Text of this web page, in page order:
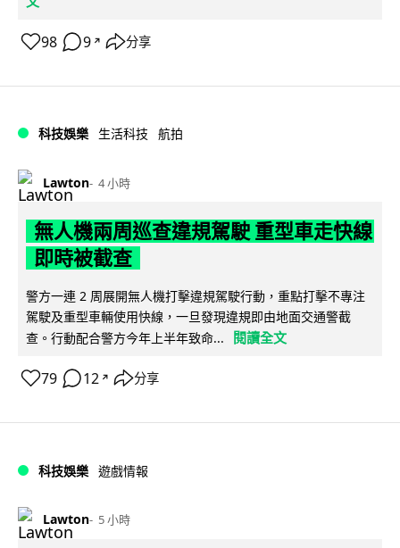
98 9 ↗ 分享
科技娛樂 生活科技 航拍
Lawton 4 小時
無人機兩周巡查違規駕駛 重型車走快線
即時被截查
警方一連 2 周展開無人機打擊違規駕駛行動，重點打擊不專注
駕駛及重型車輛使用快線，一旦發現違規即由地面交通警截
查。行動配合警方今年上半年致命...
閱讀全文
79 12 ↗ 分享
科技娛樂 遊戲情報
Lawton 5 小時